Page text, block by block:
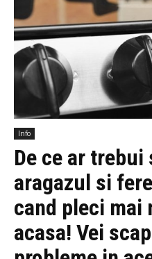
Info
De ce ar
aragazul si
cand pleci mai
acasa! Vei